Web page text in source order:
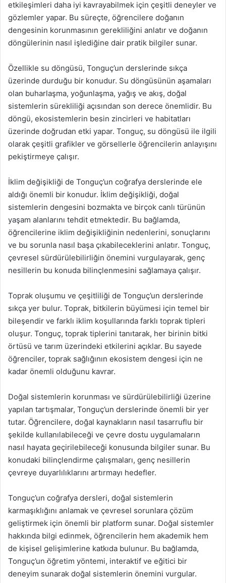
etkileşimleri daha iyi kavrayabilmek için çeşitli deneyler ve
gözlemler yapar. Bu süreçte, öğrencilere doğanın
dengesinin korunmasının gerekliliğini anlatır ve doğanın
döngülerinin nasıl işlediğine dair pratik bilgiler sunar.
Özellikle su döngüsü, Tonguç’un derslerinde sıkça
üzerinde durduğu bir konudur. Su döngüsünün aşamaları
olan buharlaşma, yoğunlaşma, yağış ve akış, doğal
sistemlerin sürekliliği açısından son derece önemlidir. Bu
döngü, ekosistemlerin besin zincirleri ve habitatları
üzerinde doğrudan etki yapar. Tonguç, su döngüsü ile ilgili
olarak çeşitli grafikler ve görsellerle öğrencilerin anlayışını
pekiştirmeye çalışır.
İklim değişikliği de Tonguç’un coğrafya derslerinde ele
aldığı önemli bir konudur. İklim değişikliği, doğal
sistemlerin dengesini bozmakta ve birçok canlı türünün
yaşam alanlarını tehdit etmektedir. Bu bağlamda,
öğrencilerine iklim değişikliğinin nedenlerini, sonuçlarını
ve bu sorunla nasıl başa çıkabileceklerini anlatır. Tonguç,
çevresel sürdürülebilirliğin önemini vurgulayarak, genç
nesillerin bu konuda bilinçlenmesini sağlamaya çalışır.
Toprak oluşumu ve çeşitliliği de Tonguç’un derslerinde
sıkça yer bulur. Toprak, bitkilerin büyümesi için temel bir
bileşendir ve farklı iklim koşullarında farklı toprak tipleri
oluşur. Tonguç, toprak tiplerini tanıtarak, her birinin bitki
örtüsü ve tarım üzerindeki etkilerini açıklar. Bu sayede
öğrenciler, toprak sağlığının ekosistem dengesi için ne
kadar önemli olduğunu kavrar.
Doğal sistemlerin korunması ve sürdürülebilirliği üzerine
yapılan tartışmalar, Tonguç’un derslerinde önemli bir yer
tutar. Öğrencilere, doğal kaynakların nasıl tasarruflu bir
şekilde kullanılabileceği ve çevre dostu uygulamaların
nasıl hayata geçirilebileceği konusunda bilgiler sunar. Bu
konudaki bilinçlendirme çalışmaları, genç nesillerin
çevreye duyarlılıklarını artırmayı hedefler.
Tonguç’un coğrafya dersleri, doğal sistemlerin
karmaşıklığını anlamak ve çevresel sorunlara çözüm
geliştirmek için önemli bir platform sunar. Doğal sistemler
hakkında bilgi edinmek, öğrencilerin hem akademik hem
de kişisel gelişimlerine katkıda bulunur. Bu bağlamda,
Tonguç’un öğretim yöntemi, interaktif ve eğitici bir
deneyim sunarak doğal sistemlerin önemini vurgular.